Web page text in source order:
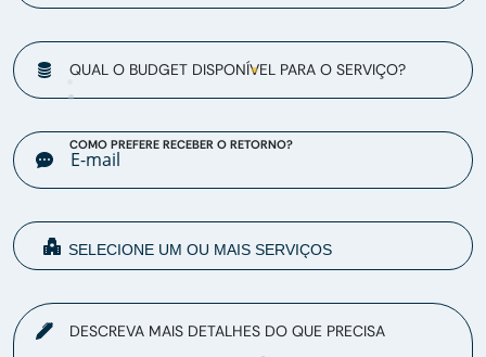
QUAL O BUDGET DISPONÍVEL PARA O SERVIÇO?
COMO PREFERE RECEBER O RETORNO?
DESCREVA MAIS DETALHES DO QUE PRECISA